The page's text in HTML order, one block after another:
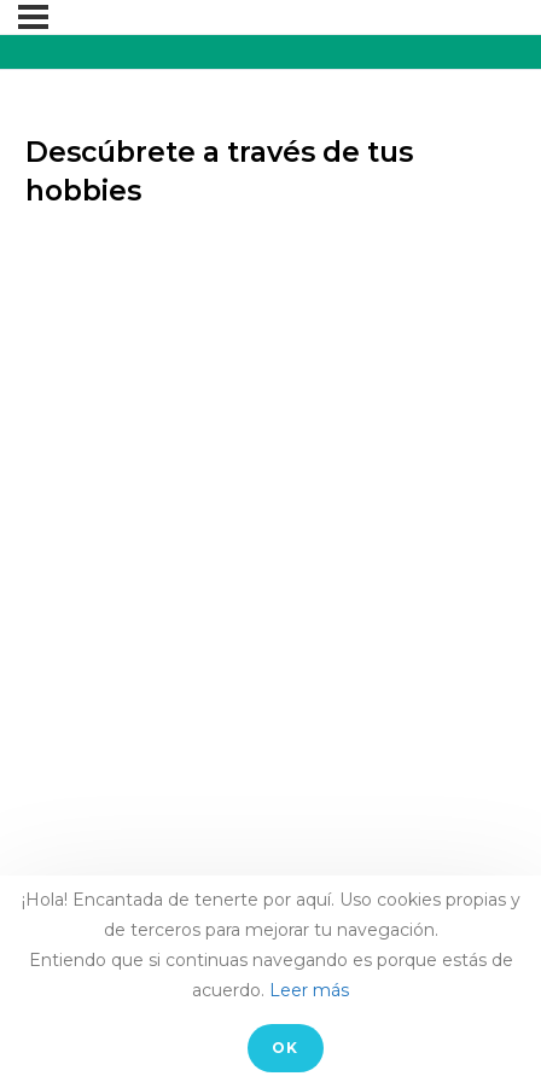
Descúbrete a través de tus
hobbies
¡Hola! Encantada de tenerte por aquí. Uso cookies propias y
de terceros para mejorar tu navegación.
Entiendo que si continuas navegando es porque estás de
acuerdo. Leer más
OK